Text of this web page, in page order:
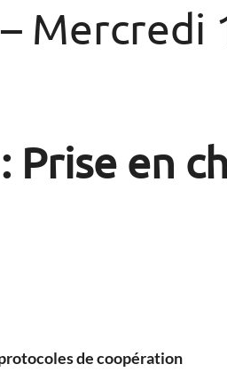
Mercredi
Prise en
de coopération